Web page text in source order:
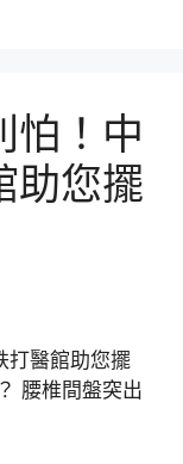
怕！中
助您擺
打醫館助您擺
腰椎間盤突出